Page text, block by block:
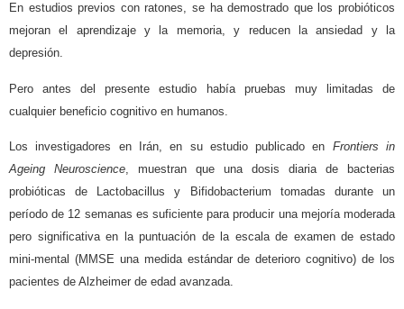
En estudios previos con ratones, se ha demostrado que los probióticos
mejoran el aprendizaje y la memoria, y reducen la ansiedad y la
depresión.
Pero antes del presente estudio había pruebas muy limitadas de
cualquier beneficio cognitivo en humanos.
Los investigadores en Irán, en su estudio publicado en Frontiers in
Ageing Neuroscience, muestran que una dosis diaria de bacterias
probióticas de Lactobacillus y Bifidobacterium tomadas durante un
período de 12 semanas es suficiente para producir una mejoría moderada
pero significativa en la puntuación de la escala de examen de estado
mini-mental (MMSE una medida estándar de deterioro cognitivo) de los
pacientes de Alzheimer de edad avanzada.